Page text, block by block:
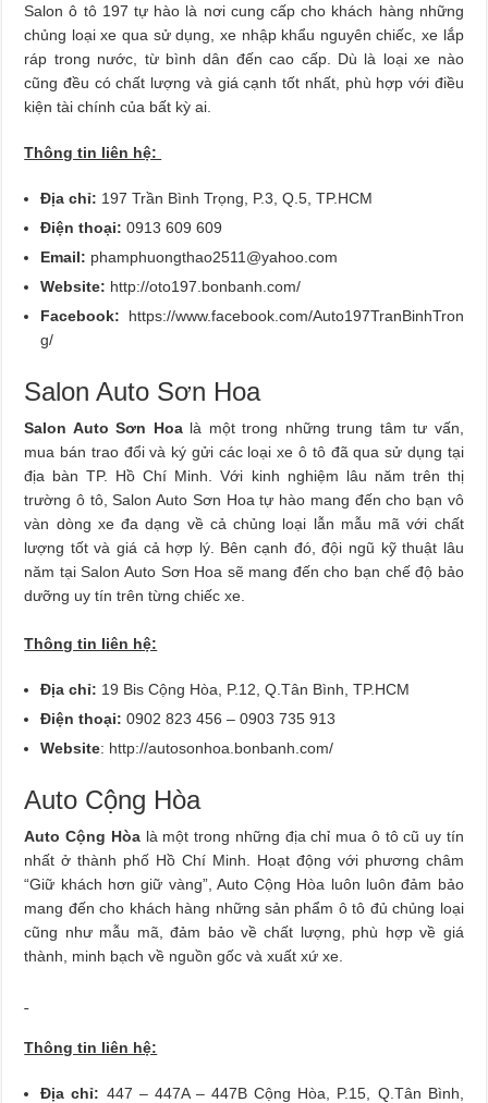
Salon ô tô 197 tự hào là nơi cung cấp cho khách hàng những
chủng loại xe qua sử dụng, xe nhập khẩu nguyên chiếc, xe lắp
ráp trong nước, từ bình dân đến cao cấp. Dù là loại xe nào
cũng đều có chất lượng và giá cạnh tốt nhất, phù hợp với điều
kiện tài chính của bất kỳ ai.
Thông tin liên hệ:
Địa chỉ: 197 Trần Bình Trọng, P.3, Q.5, TP.HCM
Điện thoại: 0913 609 609
Email: phamphuongthao2511@yahoo.com
Website: http://oto197.bonbanh.com/
Facebook: https://www.facebook.com/Auto197TranBinhTron
g/
Salon Auto Sơn Hoa
Salon Auto Sơn Hoalà một trong những trung tâm tư vấn,
mua bán trao đổi và ký gửi các loại xe ô tô đã qua sử dụng tại
địa bàn TP. Hồ Chí Minh. Với kinh nghiệm lâu năm trên thị
trường ô tô, Salon Auto Sơn Hoa tự hào mang đến cho bạn vô
vàn dòng xe đa dạng về cả chủng loại lẫn mẫu mã với chất
lượng tốt và giá cả hợp lý. Bên cạnh đó, đội ngũ kỹ thuật lâu
năm tại Salon Auto Sơn Hoa sẽ mang đến cho bạn chế độ bảo
dưỡng uy tín trên từng chiếc xe.
Thông tin liên hệ:
Địa chỉ: 19 Bis Cộng Hòa, P.12, Q.Tân Bình, TP.HCM
Điện thoại:0902 823 456 – 0903 735 913
Website: http://autosonhoa.bonbanh.com/
Auto Cộng Hòa
Auto Cộng Hòalà một trong những địa chỉ mua ô tô cũ uy tín
nhất ở thành phố Hồ Chí Minh. Hoạt động với phương châm
“Giữ khách hơn giữ vàng”, Auto Cộng Hòa luôn luôn đảm bảo
mang đến cho khách hàng những sản phẩm ô tô đủ chủng loại
cũng như mẫu mã, đảm bảo về chất lượng, phù hợp về giá
thành, minh bạch về nguồn gốc và xuất xứ xe.
Thông tin liên hệ:
Địa chỉ: 447 – 447A – 447B Cộng Hòa, P.15, Q.Tân Bình,